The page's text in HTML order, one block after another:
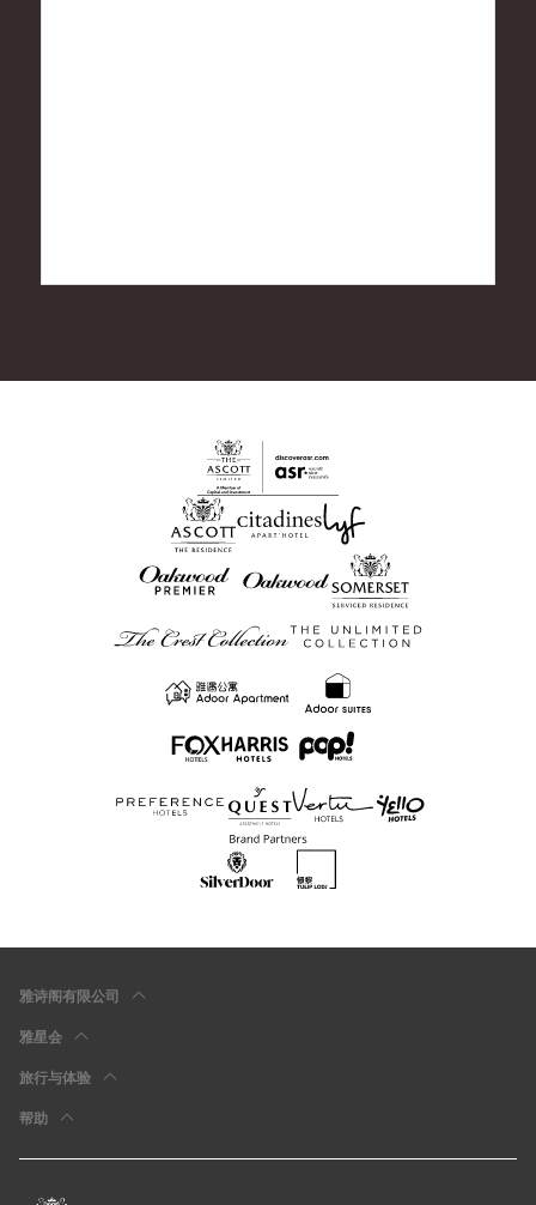
雅诗阁有限公司
雅星会
旅行与体验
帮助